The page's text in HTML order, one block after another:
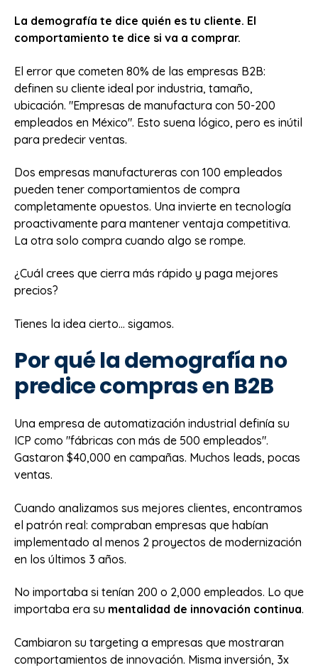
La demografía te dice quién es tu cliente. El
comportamiento te dice si va a comprar.
El error que cometen 80% de las empresas B2B:
definen su cliente ideal por industria, tamaño,
ubicación. "Empresas de manufactura con 50-200
empleados en México". Esto suena lógico, pero es inútil
para predecir ventas.
Dos empresas manufactureras con 100 empleados
pueden tener comportamientos de compra
completamente opuestos. Una invierte en tecnología
proactivamente para mantener ventaja competitiva.
La otra solo compra cuando algo se rompe.
¿Cuál crees que cierra más rápido y paga mejores
precios?
Tienes la idea cierto... sigamos.
Por qué la demografía no
predice compras en B2B
Una empresa de automatización industrial definía su
ICP como "fábricas con más de 500 empleados".
Gastaron $40,000 en campañas. Muchos leads, pocas
ventas.
Cuando analizamos sus mejores clientes, encontramos
el patrón real: compraban empresas que habían
implementado al menos 2 proyectos de modernización
en los últimos 3 años.
No importaba si tenían 200 o 2,000 empleados. Lo que
importaba era su mentalidad de innovación continua.
Cambiaron su targeting a empresas que mostraran
comportamientos de innovación. Misma inversión, 3x